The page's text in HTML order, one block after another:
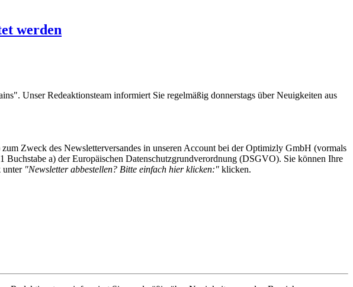
werden
Unser Redeaktionsteam informiert Sie regelmäßig donnerstags über Neuigkeiten aus
Zweck des Newsletterversandes in unseren Account bei der Optimizly GmbH (vormals
a) der Europäischen Datenschutzgrundverordnung (DSGVO). Sie können Ihre
unter "Newsletter abbestellen? Bitte einfach hier klicken:" klicken.